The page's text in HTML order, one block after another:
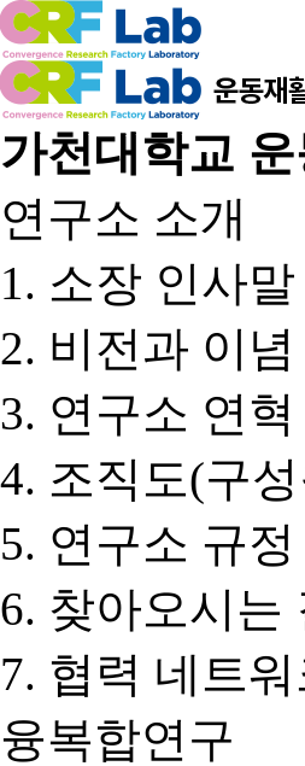
가천대학교
연구소 소개
소장 인사말
비전과 이념
연구소 연혁
조직도(구
연구소 규정
찾아오시는
협력 네트워
융복합연구